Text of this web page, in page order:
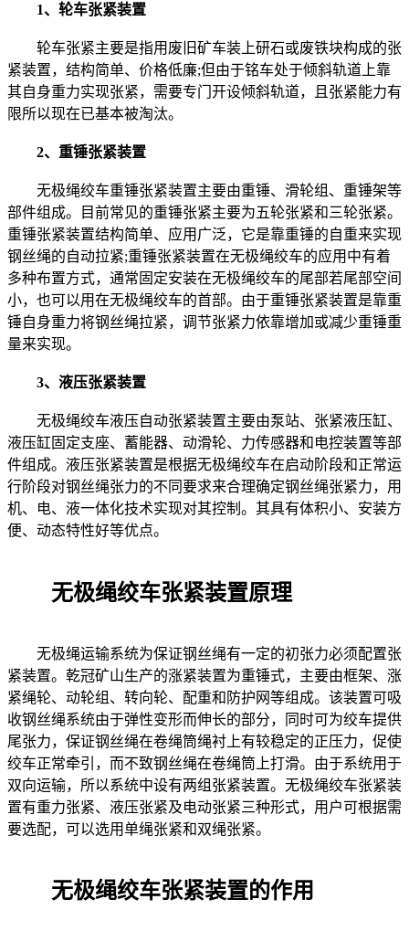
1、轮车张紧装置
轮车张紧主要是指用废旧矿车装上研石或废铁块构成的张
紧装置，结构简单、价格低廉;但由于铭车处于倾斜轨道上靠
其自身重力实现张紧，需要专门开设倾斜轨道，且张紧能力有
限所以现在已基本被淘汰。
2、重锤张紧装置
无极绳绞车重锤张紧装置主要由重锤、滑轮组、重锤架等
部件组成。目前常见的重锤张紧主要为五轮张紧和三轮张紧。
重锤张紧装置结构简单、应用广泛，它是靠重锤的自重来实现
钢丝绳的自动拉紧;重锤张紧装置在无极绳绞车的应用中有着
多种布置方式，通常固定安装在无极绳绞车的尾部若尾部空间
小，也可以用在无极绳绞车的首部。由于重锤张紧装置是靠重
锤自身重力将钢丝绳拉紧，调节张紧力依靠增加或减少重锤重
量来实现。
3、液压张紧装置
无极绳绞车液压自动张紧装置主要由泵站、张紧液压缸、
液压缸固定支座、蓄能器、动滑轮、力传感器和电控装置等部
件组成。液压张紧装置是根据无极绳绞车在启动阶段和正常运
行阶段对钢丝绳张力的不同要求来合理确定钢丝绳张紧力，用
机、电、液一体化技术实现对其控制。其具有体积小、安装方
便、动态特性好等优点。
无极绳绞车张紧装置原理
无极绳运输系统为保证钢丝绳有一定的初张力必须配置张
紧装置。乾冠矿山生产的涨紧装置为重锤式，主要由框架、涨
紧绳轮、动轮组、转向轮、配重和防护网等组成。该装置可吸
收钢丝绳系统由于弹性变形而伸长的部分，同时可为绞车提供
尾张力，保证钢丝绳在卷绳筒绳衬上有较稳定的正压力，促使
绞车正常牵引，而不致钢丝绳在卷绳筒上打滑。由于系统用于
双向运输，所以系统中设有两组张紧装置。无极绳绞车张紧装
置有重力张紧、液压张紧及电动张紧三种形式，用户可根据需
要选配，可以选用单绳张紧和双绳张紧。
无极绳绞车张紧装置的作用